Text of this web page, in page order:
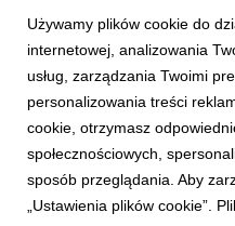
Dentsu wzmacnia
Transformation w
Używamy plików cookie do
internetowej, analizowania
usług, zarządzania Twoimi
personalizowania treści
cookie, otrzymasz
społecznościowych,
sposób przeglądania. Aby
„Ustawienia plików cookie”.